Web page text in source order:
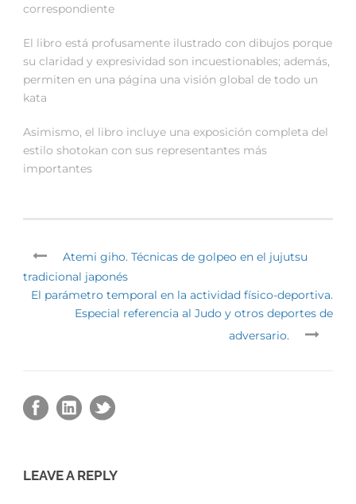
correspondiente
El libro está profusamente ilustrado con dibujos porque
su claridad y expresividad son incuestionables; además,
permiten en una página una visión global de todo un
kata
Asimismo, el libro incluye una exposición completa del
estilo shotokan con sus representantes más
importantes
Atemi giho. Técnicas de golpeo en el jujutsu
tradicional japonés
El parámetro temporal en la actividad físico-deportiva.
Especial referencia al Judo y otros deportes de
adversario.
LEAVE A REPLY